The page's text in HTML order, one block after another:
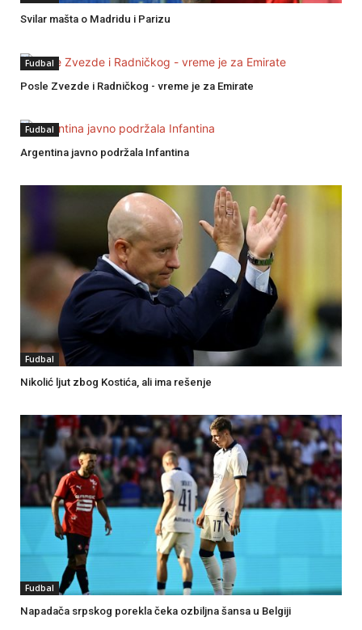
Svilar mašta o Madridu i Parizu
Fudbal
Posle Zvezde i Radničkog - vreme je za Emirate
Fudbal
Argentina javno podržala Infantina
Fudbal
Nikolić ljut zbog Kostića, ali ima rešenje
Fudbal
Napadača srpskog porekla čeka ozbiljna šansa u Belgiji